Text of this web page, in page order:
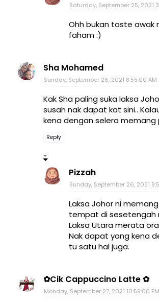
Saturday, September 25, 2021
Ohh bukan taste awak
faham :)
Sha Mohamed
Sunday, September 26, 2021 8:55:00 AM
Kak Sha paling suka laksa
susah nak dapat kat sini..
kena dengan selera memang
Reply
Pizzah
Sunday, September 26, 2021
Laksa Johor ni
tempat di sesetengah
Laksa Utara merata
Nak dapat yang kena
tu satu hal juga.
✿Cik Cappuccino Latte ✿
Monday, September 27, 2021 10:59:00 PM